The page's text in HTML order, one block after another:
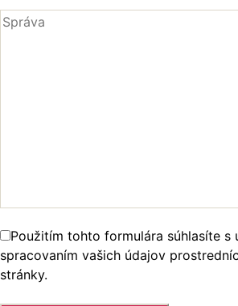
Použitím tohto formulára súhlasíte s
spracovaním vašich údajov
stránky.